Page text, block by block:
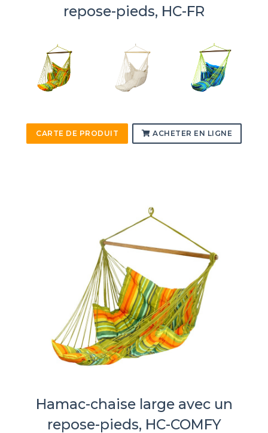
repose-pieds, HC-FR
CARTE DE PRODUIT ACHETER EN LIGNE
Hamac-chaise large avec un
repose-pieds, HC-COMFY